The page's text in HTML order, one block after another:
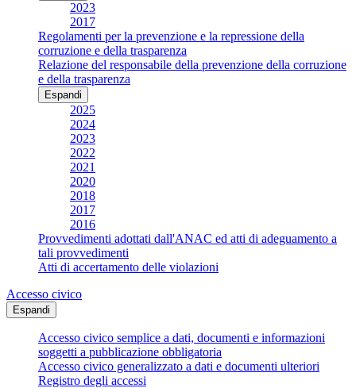
2023
2017
Regolamenti per la prevenzione e la repressione della
corruzione e della trasparenza
Relazione del responsabile della prevenzione della corruzione
e della trasparenza
Espandi
2025
2024
2023
2022
2021
2020
2018
2017
2016
Provvedimenti adottati dall'ANAC ed atti di adeguamento a
tali provvedimenti
Atti di accertamento delle violazioni
Accesso civico
Espandi
Accesso civico semplice a dati, documenti e informazioni
soggetti a pubblicazione obbligatoria
Accesso civico generalizzato a dati e documenti ulteriori
Registro degli accessi